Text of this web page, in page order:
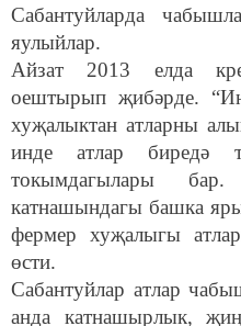
Сабантуйларда
яулыйлар.
Айзат 2013 елда
оештырып җибәрде.
хуҗалыктан атларны
инде атлар биредә
токымдагылары бар.
катнашындагы башка
фермер хуҗалыгы
өсти.
Сабантуйлар атлар
анда катнашырлык,